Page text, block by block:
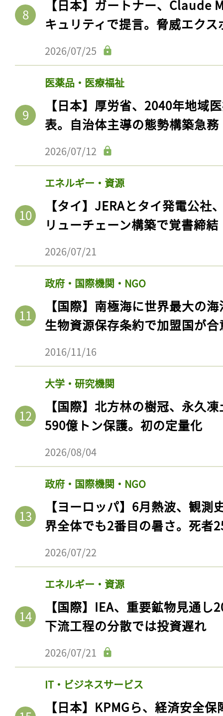
【日本】ガートナー、Claude
キュリティで提言。脅威エク
2026/07/25
医薬品・医療福祉
【日本】厚労省、2040年地域
表。自治体主導の態勢構築急務
2026/07/12
エネルギー・資源
【タイ】JERAとタイ発電公社
リューチェーン構築で覚書締結
2026/07/21
政府・国際機関・NGO
【国際】南極海に世界最大の
生物資源保存条約で加盟国が合
2016/11/16
大学・研究機関
【国際】北方林の樹冠、永久
590億トン保護。初の定量化
2026/08/04
政府・国際機関・NGO
【ヨーロッパ】6月熱波、観
界全体でも2番目の暑さ。死者
2026/07/22
エネルギー・資源
【国際】IEA、重要鉱物見通
下流工程の分散では投資遅れ
2026/07/21
IT・ビジネスサービス
【日本】KPMGら、経済安全
記事をお気に入りに
ログインが必
会員登録